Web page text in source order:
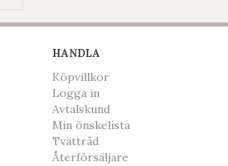
HANDLA
Köpvillkor
Logga in
Avtalskund
Min önskelista
Tvättråd
Återförsäljare